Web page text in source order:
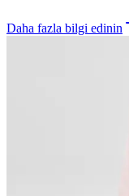
Daha fazla bilgi edinin